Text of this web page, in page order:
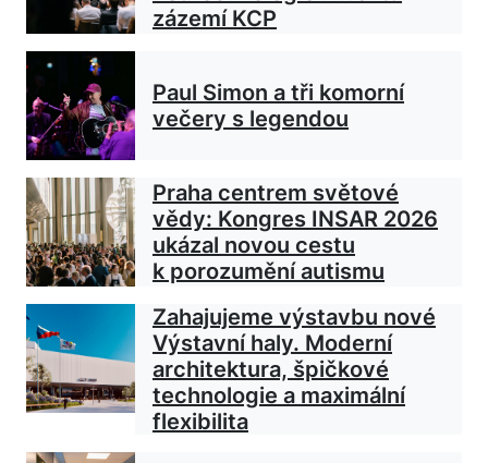
zázemí KCP
Paul Simon a tři komorní
večery s legendou
Praha centrem světové
vědy: Kongres INSAR 2026
ukázal novou cestu
k porozumění autismu
Zahajujeme výstavbu nové
Výstavní haly. Moderní
architektura, špičkové
technologie a maximální
flexibilita